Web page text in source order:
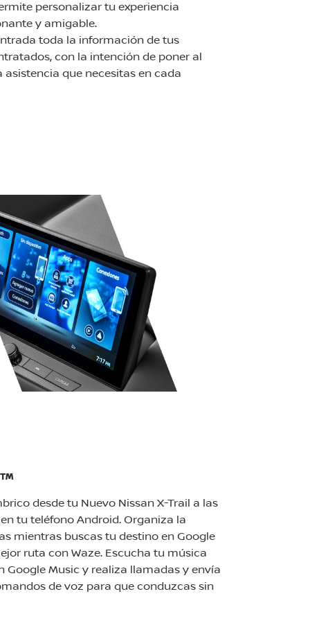
personalizar tu experiencia
y amigable.
toda la información de tus
con la intención de poner al
que necesitas en cada
desde tu Nuevo Nissan X-Trail a las
tu teléfono Android. Organiza la
mientras buscas tu destino en Google
ruta con Waze. Escucha tu música
Music y realiza llamadas y envía
de voz para que conduzcas sin